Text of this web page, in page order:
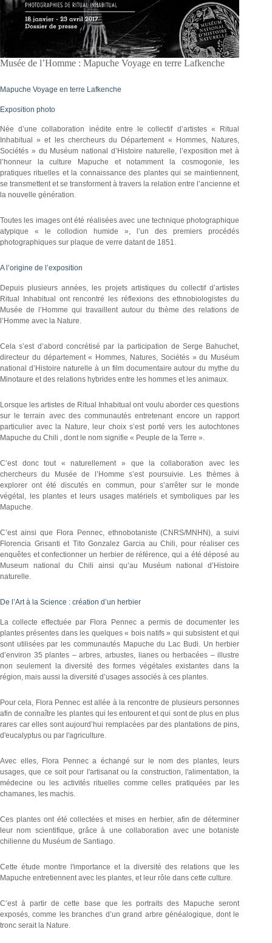
Musée de l’Homme : Mapuche Voyage en terre Lafkenche
Mapuche Voyage en terre Lafkenche
Exposition photo
Née d’une collaboration inédite entre le collectif d’artistes « Ritual
Inhabitual » et les chercheurs du Département « Hommes, Natures,
Sociétés » du Muséum national d’Histoire naturelle, l’exposition met à
l’honneur la culture Mapuche et notamment la cosmogonie, les
pratiques rituelles et la connaissance des plantes qui se maintiennent,
se transmettent et se transforment à travers la relation entre l’ancienne et
la nouvelle génération.
Toutes les images ont été réalisées avec une technique photographique
atypique « le collodion humide », l’un des premiers procédés
photographiques sur plaque de verre datant de 1851.
A l’origine de l’exposition
Depuis plusieurs années, les projets artistiques du collectif d’artistes
Ritual Inhabitual ont rencontré les réflexions des ethnobiologistes du
Musée de l’Homme qui travaillent autour du thème des relations de
l’Homme avec la Nature.
Cela s’est d’abord concrétisé par la participation de Serge Bahuchet,
directeur du département « Hommes, Natures, Sociétés » du Muséum
national d’Histoire naturelle à un film documentaire autour du mythe du
Minotaure et des relations hybrides entre les hommes et les animaux.
Lorsque les artistes de Ritual Inhabitual ont voulu aborder ces questions
sur le terrain avec des communautés entretenant encore un rapport
particulier avec la Nature, leur choix s’est porté vers les autochtones
Mapuche du Chili , dont le nom signifie « Peuple de la Terre ».
C’est donc tout « naturellement » que la collaboration avec les
chercheurs du Musée de l’Homme s’est poursuivie. Les thèmes à
explorer ont été discutés en commun, pour s’arrêter sur le monde
végétal, les plantes et leurs usages matériels et symboliques par les
Mapuche.
C’est ainsi que Flora Pennec, ethnobotaniste (CNRS/MNHN), a suivi
Florencia Grisanti et Tito Gonzalez Garcia au Chili, pour réaliser ces
enquêtes et confectionner un herbier de référence, qui a été déposé au
Museum national du Chili ainsi qu’au Muséum national d’Histoire
naturelle.
De l’Art à la Science : création d’un herbier
La collecte effectuée par Flora Pennec a permis de documenter les
plantes présentes dans les quelques « bois natifs » qui subsistent et qui
sont utilisées par les communautés Mapuche du Lac Budi. Un herbier
d’environ 35 plantes – arbres, arbustes, lianes ou herbacées – illustre
non seulement la diversité des formes végétales existantes dans la
région, mais aussi la diversité d’usages associés à ces plantes.
Pour cela, Flora Pennec est allée à la rencontre de plusieurs personnes
afin de connaître les plantes qui les entourent et qui sont de plus en plus
rares car elles sont aujourd’hui remplacées par des plantations de pins,
d'eucalyptus ou par l'agriculture.
Avec elles, Flora Pennec a échangé sur le nom des plantes, leurs
usages, que ce soit pour l'artisanat ou la construction, l'alimentation, la
médecine ou les activités rituelles comme celles pratiquées par les
chamanes, les machis.
Ces plantes ont été collectées et mises en herbier, afin de déterminer
leur nom scientifique, grâce à une collaboration avec une botaniste
chilienne du Muséum de Santiago.
Cette étude montre l'importance et la diversité des relations que les
Mapuche entretiennent avec les plantes, et leur rôle dans cette culture.
C’est à partir de cette base que les portraits des Mapuche seront
exposés, comme les branches d’un grand arbre généalogique, dont le
tronc serait la Nature.